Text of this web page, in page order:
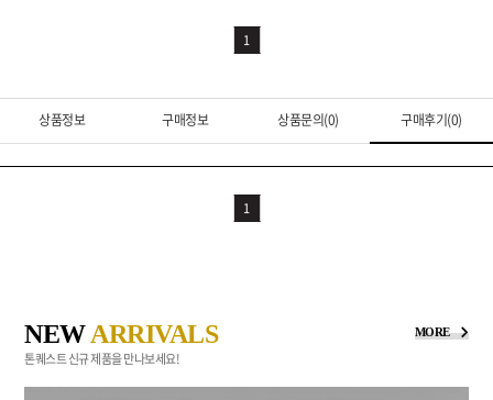
1
상품정보 구매정보 상품문의(0) 구매후기(0)
1
NEWARRIVALS MORE
톤퀘스트 신규 제품을 만나보세요!